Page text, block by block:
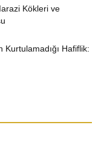
Kökleri ve
Kurtulamadığı Hafiflik: